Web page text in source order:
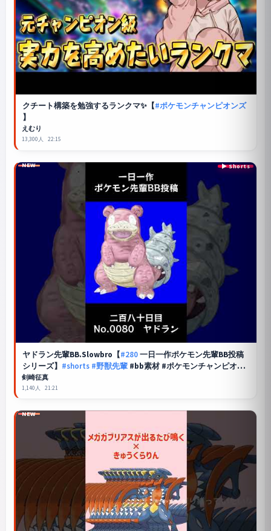
クチート構築を勉強するランクマ✨【#ポケモンチャンピオンズ
】
えむり
13,300人 22:15
ヤドラン先輩BB.Slowbro【#280一日一作ポケモン先輩BB投稿
シリーズ】 #shorts #野獣先輩#bb素材 #ポケモンチャンピオン
ズ
NEW
剣崎征真
1,140人 21:21
NEW